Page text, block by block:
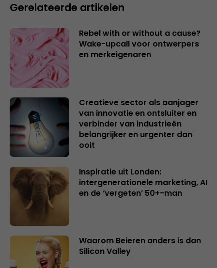
Gerelateerde artikelen
Rebel with or without a cause?
Wake-upcall voor ontwerpers
en merkeigenaren
Creatieve sector als aanjager
van innovatie en ontsluiter en
verbinder van industrieën
belangrijker en urgenter dan
ooit
Inspiratie uit Londen:
intergenerationele marketing, AI
en de ‘vergeten’ 50+-man
Waarom Beieren anders is dan
Silicon Valley